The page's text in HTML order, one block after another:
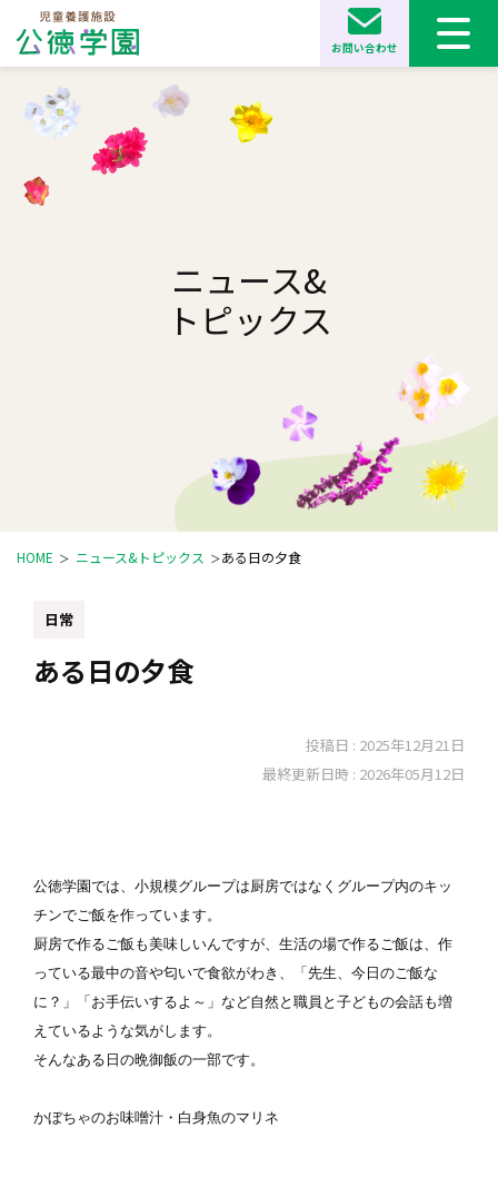
お問い合わせ
ニュース&
トピックス
HOME ニュース&トピックス ある日の夕食
日常
ある日の夕食
投稿日 : 2025年12月21日
最終更新日時 : 2026年05月12日
公徳学園では、小規模グループは厨房ではなくグループ内のキッ
チンでご飯を作っています。
厨房で作るご飯も美味しいんですが、生活の場で作るご飯は、作
っている最中の音や匂いで食欲がわき、「先生、今日のご飯な
に？」「お手伝いするよ～」など自然と職員と子どもの会話も増
えているような気がします。
そんなある日の晩御飯の一部です。
かぼちゃのお味噌汁・白身魚のマリネ